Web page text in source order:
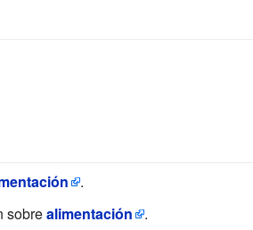
.
sobrealimentación .